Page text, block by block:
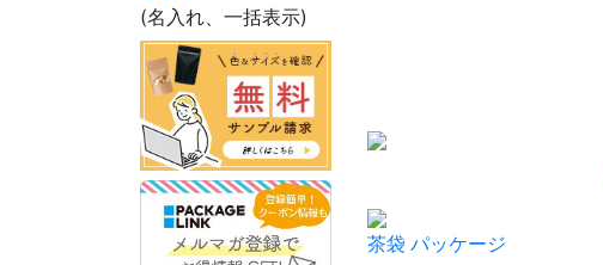
(名入れ、一括表示)
茶袋 パッケージ